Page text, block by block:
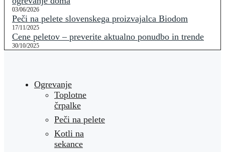
03/06/2026
Peči na pelete slovenskega proizvajalca Biodom
17/11/2025
Cene peletov – preverite aktualno ponudbo in trende
30/10/2025
Ogrevanje
Toplotne
črpalke
Peči na pelete
Kotli na
sekance